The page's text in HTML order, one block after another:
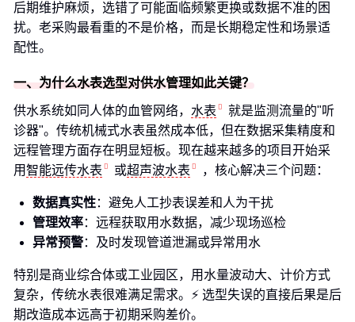
后期维护麻烦，选错了可能面临频繁更换或数据不准的困
扰。老采购最看重的不是价格，而是长期稳定性和场景适
配性。
一、为什么水表选型对供水管理如此关键？
供水系统如同人体的血管网络， 水表
就是监测流量的"听
诊器"。传统机械式水表虽然成本低，但在数据采集精度和
远程管理方面存在明显短板。现在越来越多的项目开始采
用智能远传水表 或超声波水表 ，核心解决三个问题：
数据真实性：避免人工抄表误差和人为干扰
管理效率：远程获取用水数据，减少现场巡检
异常预警：及时发现管道泄漏或异常用水
特别是商业综合体或工业园区，用水量波动大、计价方式
复杂，传统水表很难满足需求。⚡ 选型失误的直接后果是后
期改造成本远高于初期采购差价。